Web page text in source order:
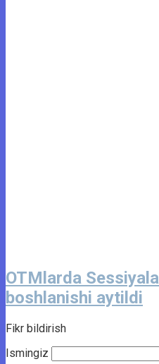
OTMlarda
boshlanishi aytildi
Fikr bildirish
Ismingiz